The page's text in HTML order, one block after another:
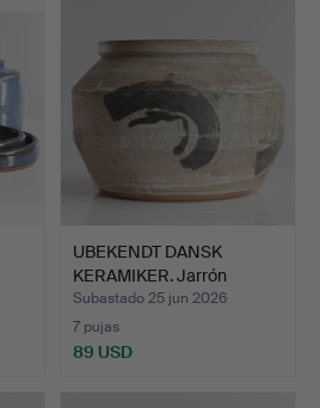
UBEKENDT DANSK
KERAMIKER. Jarrón
grande de…
Subastado 25 jun 2026
7 pujas
89 USD